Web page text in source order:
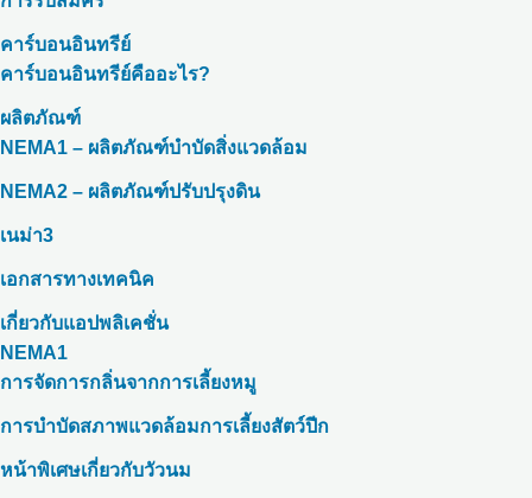
คาร์บอนอินทรีย์
คาร์บอนอินทรีย์คืออะไร?
ผลิตภัณฑ์
NEMA1 – ผลิตภัณฑ์บำบัดสิ่งแวดล้อม
NEMA2 – ผลิตภัณฑ์ปรับปรุงดิน
เนม่า3
เอกสารทางเทคนิค
เกี่ยวกับแอปพลิเคชั่น
NEMA1
การจัดการกลิ่นจากการเลี้ยงหมู
การบำบัดสภาพแวดล้อมการเลี้ยงสัตว์ปีก
หน้าพิเศษเกี่ยวกับวัวนม